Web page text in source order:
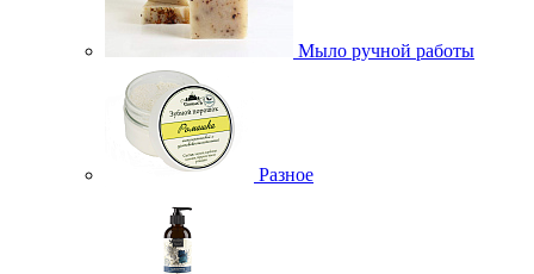
Мыло ручной работы
Разное